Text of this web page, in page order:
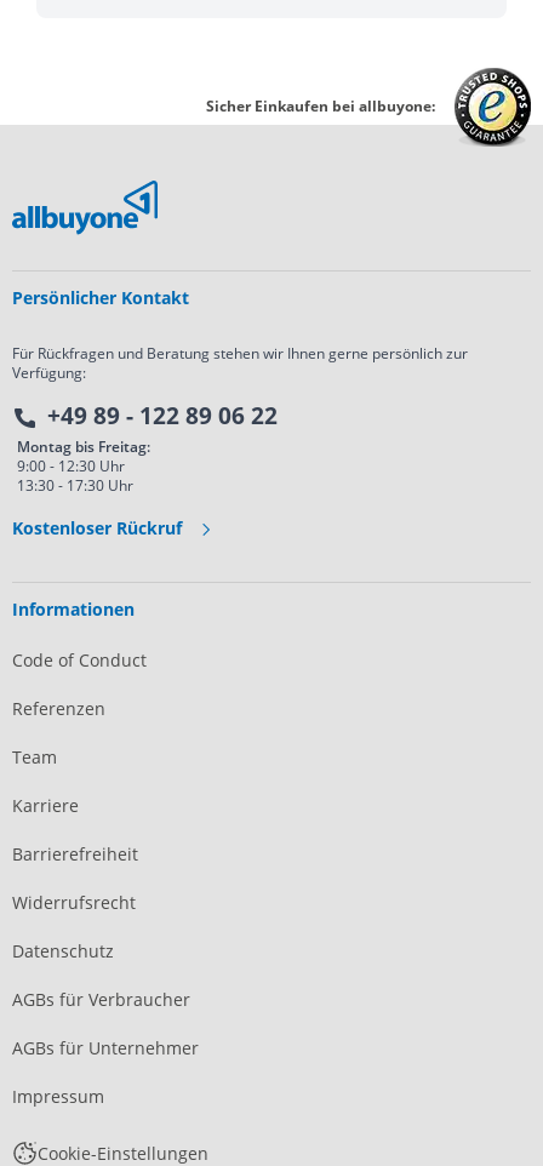
Sicher Einkaufen bei allbuyone:
Persönlicher Kontakt
Für Rückfragen und Beratung stehen wir Ihnen gerne persönlich zur
Verfügung:
+49 89 - 122 89 06 22
Montag bis Freitag:
9:00 - 12:30 Uhr
13:30 - 17:30 Uhr
Kostenloser Rückruf
Informationen
Code of Conduct
Referenzen
Team
Karriere
Barrierefreiheit
Widerrufsrecht
Datenschutz
AGBs für Verbraucher
AGBs für Unternehmer
Impressum
Cookie-Einstellungen